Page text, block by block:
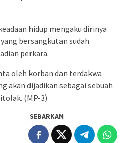
hidup mengaku dirinya
bersangkutan sudah
perkara.
oleh korban dan terdakwa
akan dijadikan sebagai sebuah
(MP-3)
SEBARKAN